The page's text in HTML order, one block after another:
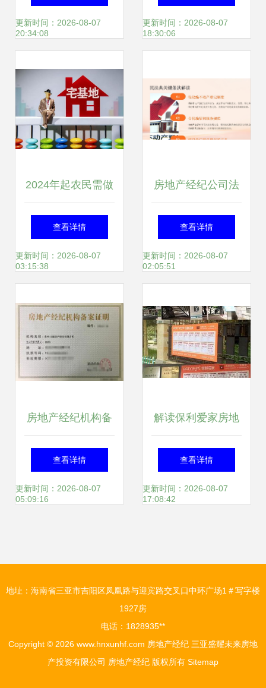
视野下的双轮驱动
更新时间：2026-08-07
20:34:08
司的生门再造之战
更新时间：2026-08-07
18:30:06
2024年起农民需做
好“大势已定”的准
备，建议手持4样
查看详情
更新时间：2026-08-07
03:15:38
房地产经纪公司法
律培训 合规经营与
风险防范指南
查看详情
更新时间：2026-08-07
02:05:51
房地产经纪机构备
案证的重要性与办
理指南
查看详情
更新时间：2026-08-07
05:09:16
解读保利爱家房地
产经纪西安分公司
的成长之道
查看详情
更新时间：2026-08-07
17:08:42
地址：海南省三亚市吉阳区凤凰路与迎宾路交叉口中环广场1＃写字楼
1927房
电话：1828935**
Copyright © 2026 www.hnxunhf.com 房地产经纪 三亚盛耀未来房地
产投资有限公司 房地产经纪 版权所有 Sitemap